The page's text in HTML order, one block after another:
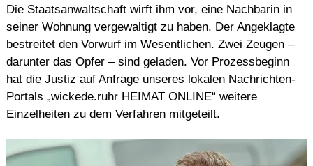
Die Staatsanwaltschaft wirft ihm vor, eine Nachbarin in
seiner Wohnung vergewaltigt zu haben. Der Angeklagte
bestreitet den Vorwurf im Wesentlichen. Zwei Zeugen –
darunter das Opfer – sind geladen. Vor Prozessbeginn
hat die Justiz auf Anfrage unseres lokalen Nachrichten-
Portals „wickede.ruhr HEIMAT ONLINE“ weitere
Einzelheiten zu dem Verfahren mitgeteilt.